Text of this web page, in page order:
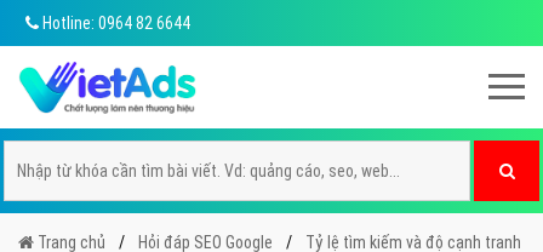
Hotline: 0964 82 6644
Trang chủ Hỏi đáp SEO Google
Tỷ lệ tìm kiếm và độ cạnh tranh